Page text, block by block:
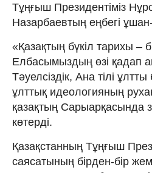
Тұңғыш Президентіміз
Назарбаевтың еңбегі ұшан-
«Қазақтың бүкіл тарихы –
Елбасымыздың өзі қадап
Тәуелсіздік, Ана тілі ұлтты
ұлттық идеологияның
қазақтың Сарыарқасында
көтерді.
Қазақстанның Тұңғыш
саясатының бірден-бір